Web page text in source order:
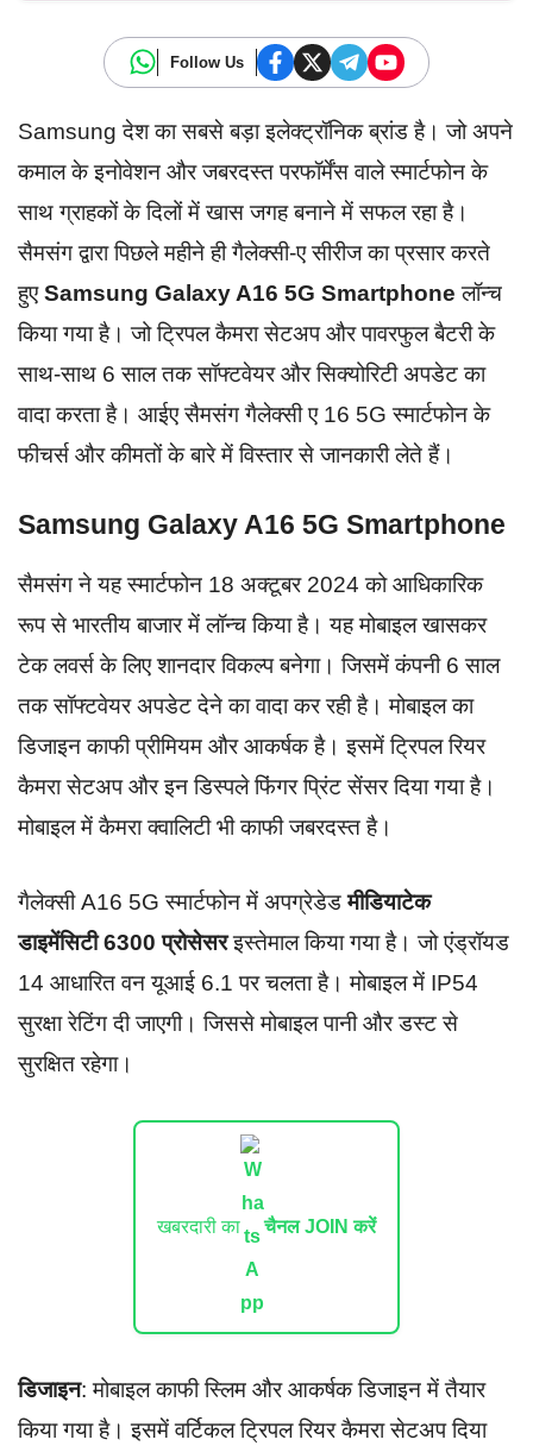
Follow Us
Samsung देश का सबसे बड़ा इलेक्ट्रॉनिक ब्रांड है। जो अपने
कमाल के इनोवेशन और जबरदस्त परफॉर्मेंस वाले स्मार्टफोन के
साथ ग्राहकों के दिलों में खास जगह बनाने में सफल रहा है।
सैमसंग द्वारा पिछले महीने ही गैलेक्सी-ए सीरीज का प्रसार करते
हुएSamsung Galaxy A16 5G Smartphoneलॉन्च
किया गया है। जो ट्रिपल कैमरा सेटअप और पावरफुल बैटरी के
साथ-साथ 6 साल तक सॉफ्टवेयर और सिक्योरिटी अपडेट का
वादा करता है। आईए सैमसंग गैलेक्सी ए 16 5G स्मार्टफोन के
फीचर्स और कीमतों के बारे में विस्तार से जानकारी लेते हैं।
Samsung Galaxy A16 5G Smartphone
सैमसंग ने यह स्मार्टफोन 18 अक्टूबर 2024 को आधिकारिक
रूप से भारतीय बाजार में लॉन्च किया है। यह मोबाइल खासकर
टेक लवर्स के लिए शानदार विकल्प बनेगा। जिसमें कंपनी 6 साल
तक सॉफ्टवेयर अपडेट देने का वादा कर रही है। मोबाइल का
डिजाइन काफी प्रीमियम और आकर्षक है। इसमें ट्रिपल रियर
कैमरा सेटअप और इन डिस्पले फिंगर प्रिंट सेंसर दिया गया है।
मोबाइल में कैमरा क्वालिटी भी काफी जबरदस्त है।
गैलेक्सी A16 5G स्मार्टफोन में अपग्रेडेडमीडियाटेक
डाइमेंसिटी 6300 प्रोसेसरइस्तेमाल किया गया है। जो एंड्रॉयड
14 आधारित वन यूआई 6.1 पर चलता है। मोबाइल में IP54
सुरक्षा रेटिंग दी जाएगी। जिससे मोबाइल पानी और डस्ट से
सुरक्षित रहेगा।
खबरदारी का चैनल JOIN करें
डिजाइन: मोबाइल काफी स्लिम और आकर्षक डिजाइन में तैयार
किया गया है। इसमें वर्टिकल ट्रिपल रियर कैमरा सेटअप दिया